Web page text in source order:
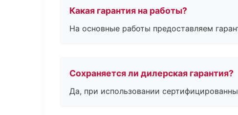
Какая гарантия на работы?
На основные работы предоставляем
Сохраняется ли дилерская гарантия?
Да, при использовании